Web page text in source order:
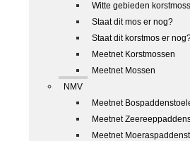
Witte gebieden
Staat dit mos er nog?
Staat dit korstmos er
Meetnet Korstmossen
Meetnet Mossen
NMV
Meetnet
Meetnet
Meetnet